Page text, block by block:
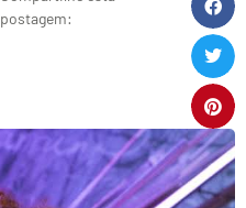
postagem: